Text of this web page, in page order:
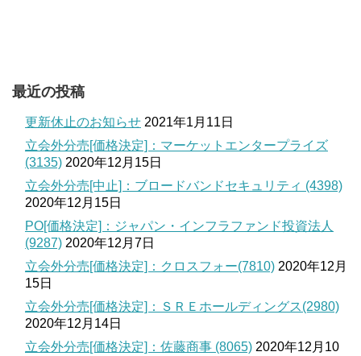
最近の投稿
更新休止のお知らせ 2021年1月11日
立会外分売[価格決定]：マーケットエンタープライズ
(3135) 2020年12月15日
立会外分売[中止]：ブロードバンドセキュリティ (4398)
2020年12月15日
PO[価格決定]：ジャパン・インフラファンド投資法人
(9287) 2020年12月7日
立会外分売[価格決定]：クロスフォー(7810) 2020年12月
15日
立会外分売[価格決定]：ＳＲＥホールディングス(2980)
2020年12月14日
立会外分売[価格決定]：佐藤商事 (8065) 2020年12月10